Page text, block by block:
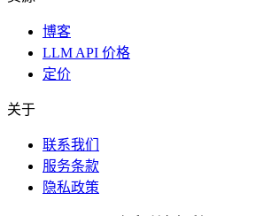
博客
LLM API 价格
定价
关于
联系我们
服务条款
隐私政策